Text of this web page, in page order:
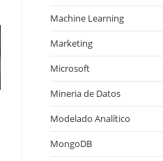
Machine Learning
Marketing
Microsoft
Mineria de Datos
Modelado Analítico
MongoDB